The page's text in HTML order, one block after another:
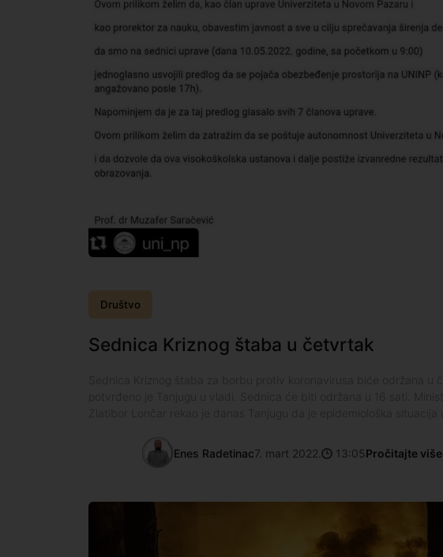
Društvo
Sednica Kriznog štaba u četvrtak
Enes Radetinac7. mart 2022. 13:05Pročitajte više